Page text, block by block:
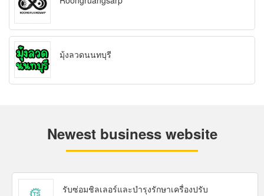
มุ้งลวดนนทบุรี
Newest business website
รับซ่อมชิลเลอร์และบำรุงรักษาเครื่องปรับ